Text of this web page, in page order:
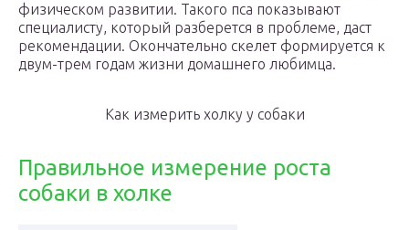
физическом развитии. Такого пса показывают
специалисту, который разберется в проблеме, даст
рекомендации. Окончательно скелет формируется к
двум-трем годам жизни домашнего любимца.
Как измерить холку у собаки
Правильное измерение роста
собаки в холке